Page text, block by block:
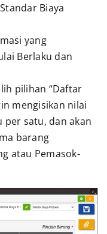
Biaya
yang
Berlaku dan
pilihan “Daftar
mengisikan nilai
per satu, dan akan
barang
atau Pemasok-